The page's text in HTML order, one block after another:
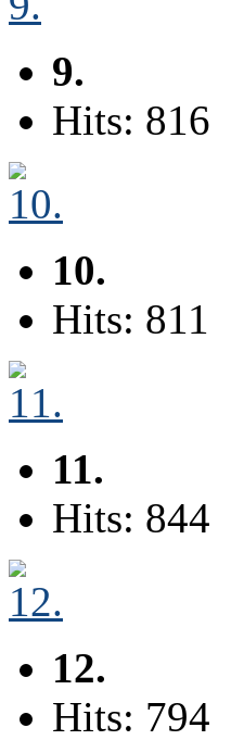
9.
Hits: 816
10.
Hits: 811
11.
Hits: 844
12.
Hits: 794